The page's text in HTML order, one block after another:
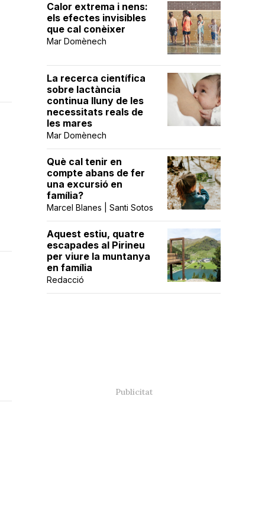
Calor extrema i nens:
els efectes invisibles
que cal conèixer
Mar Domènech
La recerca científica
sobre lactància
continua lluny de les
necessitats reals de
les mares
Mar Domènech
Què cal tenir en
compte abans de fer
una excursió en
família?
Marcel Blanes | Santi Sotos
Aquest estiu, quatre
escapades al Pirineu
per viure la muntanya
en família
Redacció